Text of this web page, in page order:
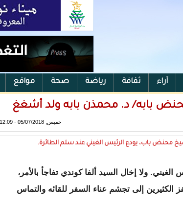
آراء ثقافة رياضة صحة مواقع
بابه/ د. محمذن بابه ولد أشغغ
خميس, 05/07/2018 - 12:09
محنض باب، يودع الرئيس الغيني عند سلم الطائرة.
ولا إخال السيد ألفا كوندي تفاجأ بالأمر،
الكثيرين إلى تجشم عناء السفر للقائه والتماس